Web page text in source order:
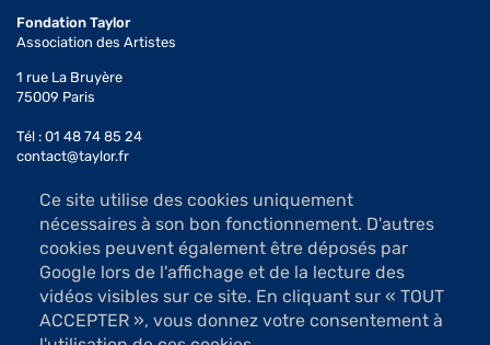
Ce site utilise des cookies uniquement
nécessaires à son bon fonctionnement. D'autres
cookies peuvent également être déposés par
Google lors de l'affichage et de la lecture des
vidéos visibles sur ce site. En cliquant sur « TOUT
ACCEPTER », vous donnez votre consentement à
Fondation Taylor
Association des Artistes
1 rue La Bruyère
75009 Paris
Tél : 01 48 74 85 24
contact@taylor.fr
Accès : Métro Saint-Georges (ligne 12)
Bus 74, arrêt Saint-Georges
Les salles d'exposition sont ouvertes du mardi au samedi
de 13h à 19h (sauf jours fériés)
Accès libre